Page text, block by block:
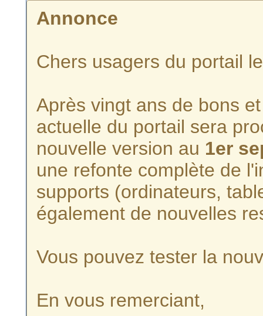
Annonce
Chers usagers du portail
Après vingt ans de bons
actuelle du portail sera
nouvelle version au 1er
une refonte complète de
supports (ordinateurs,
également de nouvelles
Vous pouvez tester la
En vous remerciant,